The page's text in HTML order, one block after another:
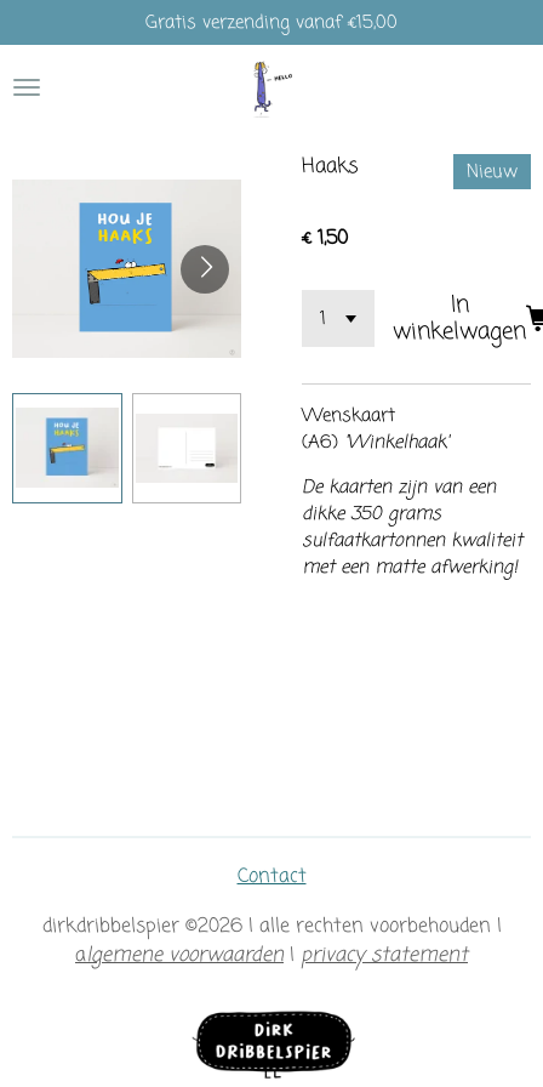
direct
naar
Gratis verzending vanaf €15,00
Haaks Nieuw
€ 1,50
In
winkelwagen
Wenskaart
(A6) 'Winkelhaak'
De kaarten zijn van een
dikke 350 grams
sulfaatkartonnen kwaliteit
met een matte afwerking!
Contact
dirkdribbelspier ©2026 | alle rechten voorbehouden |
algemene voorwaarden | privacy statement